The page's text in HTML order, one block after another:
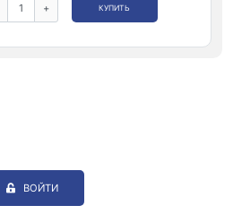
+ КУПИТЬ
ВОЙТИ